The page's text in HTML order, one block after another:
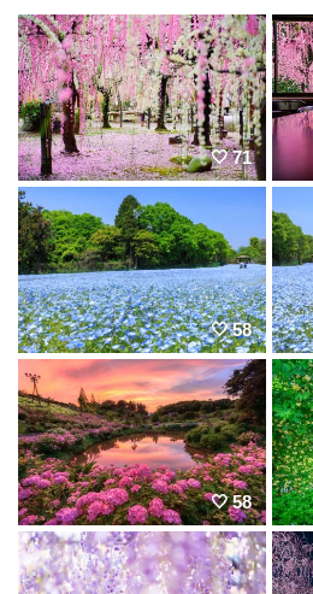
71
58
58